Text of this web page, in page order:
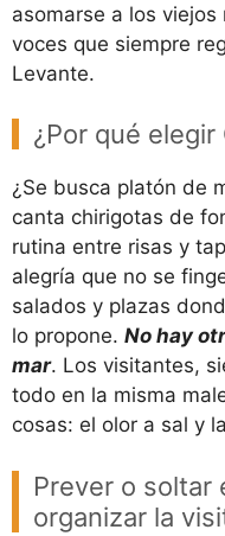
asomarse a los
voces que siempre
Levante.
¿Por qué
¿Se busca platón de
canta chirigotas de
rutina entre risas y
alegría que no se
salados y plazas
lo propone. No hay
mar. Los visitantes,
todo en la misma
cosas: el olor a sal y
Prever o soltar
organizar la